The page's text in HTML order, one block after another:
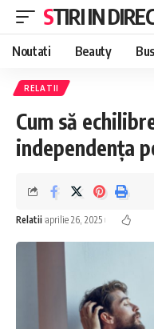
STIRI IN
Noutati Beauty
RELATII
Cum să
independența
Relatii aprilie 26, 2025